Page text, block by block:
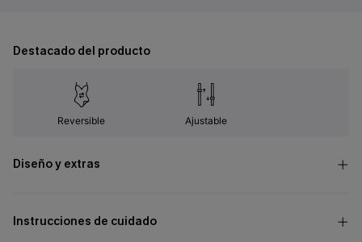
Destacado del producto
Reversible Ajustable
Diseño y extras
Instrucciones de cuidado